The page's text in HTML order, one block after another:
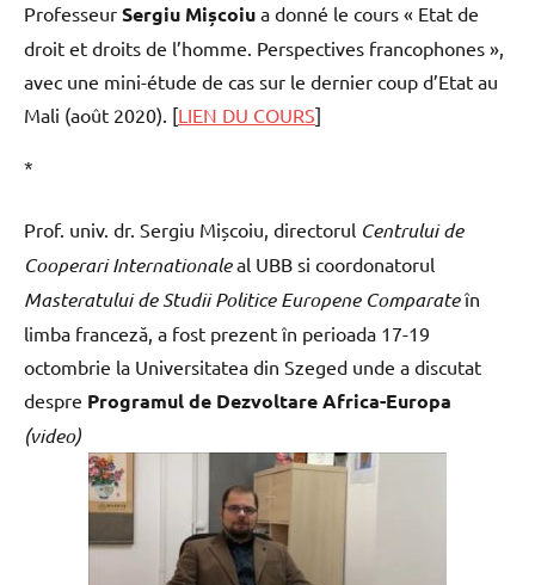
Professeur Sergiu Mișcoiu a donné le cours « Etat de
droit et droits de l’homme. Perspectives francophones »,
avec une mini-étude de cas sur le dernier coup d’Etat au
Mali (août 2020). [LIEN DU COURS]
*
Prof. univ. dr. Sergiu Mișcoiu, directorul Centrului de
Cooperari Internationaleal UBB si coordonatorul
Masteratului de Studii Politice Europene Comparateîn
limba franceză, a fost prezent în perioada 17-19
octombrie la Universitatea din Szeged unde a discutat
despre Programul de DezvoltareAfrica-Europa
(video)